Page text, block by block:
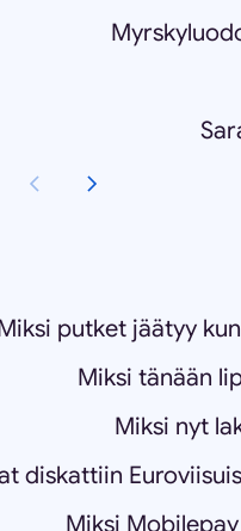
putket jäätyy
Miksi tänään
Miksi nyt
diskattiin
Miksi